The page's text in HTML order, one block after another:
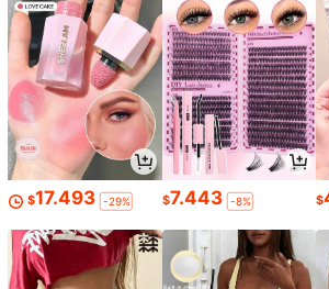
$17.493 -29% $7.443 -8% $